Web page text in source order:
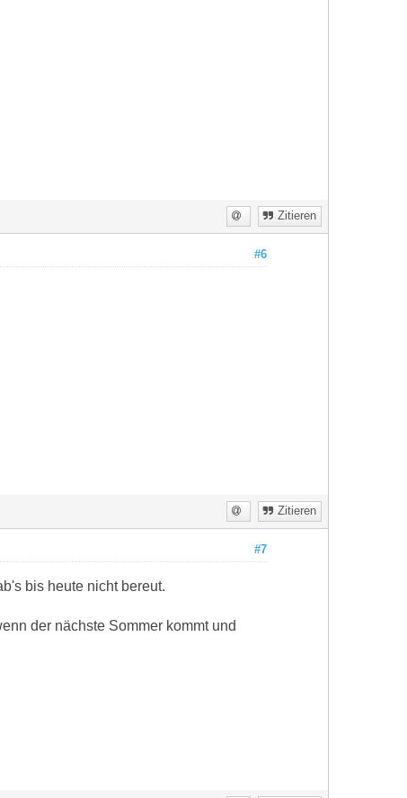
Zitieren
#6
Zitieren
#7
bis heute nicht bereut.
der nächste Sommer kommt und